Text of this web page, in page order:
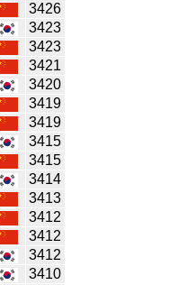
3426
3423
3423
3421
3420
3419
3419
3415
3415
3414
3413
3412
3412
3412
3410